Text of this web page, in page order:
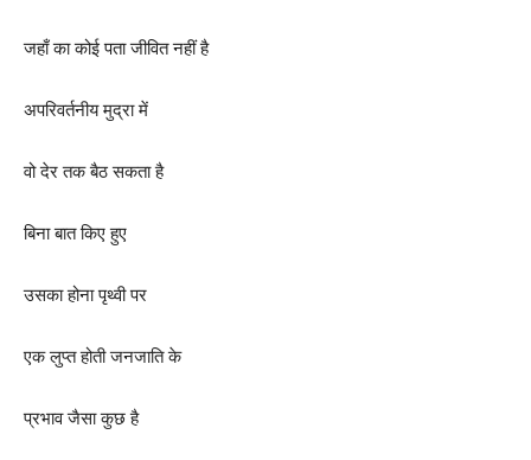
जहाँ का कोई पता जीवित नहीं है
अपरिवर्तनीय मुद्रा में
वो देर तक बैठ सकता है
बिना बात किए हुए
उसका होना पृथ्वी पर
एक लुप्त होती जनजाति के
प्रभाव जैसा कुछ है